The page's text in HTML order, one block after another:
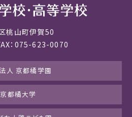
桃山町伊賀50
：075-623-0070
人 京都橘学園
京都橘大学